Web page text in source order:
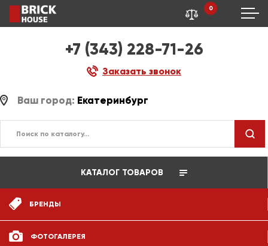
+7 (343) 228-71-26
Заказать звонок
0
Ваш город: Екатеринбург
КАТАЛОГ ТОВАРОВ
БРЕНДЫ
ФОТОГАЛЕРЕЯ